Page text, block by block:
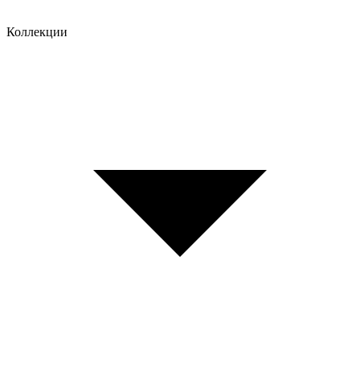
Коллекции